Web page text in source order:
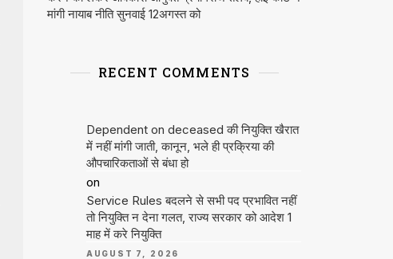
मांगी नायाब नीति सुनवाई 12अगस्त को
RECENT COMMENTS
Dependent on deceased की नियुक्ति खैरात
में नहीं मांगी जाती, कानून, भले ही प्रक्रिया की
औपचारिकताओं से बंधा हो
on
Service Rules बदलने से सभी पद प्रभावित नहीं
तो नियुक्ति न देना गलत, राज्य सरकार को आदेश 1
माह में करे नियुक्ति
AUGUST 7, 2026